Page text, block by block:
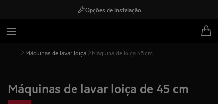
Opções de instalação
Máquinas de lavar loiça Máquina de loiça 45 cm
Máquinas de lavar loiça de 45 cm